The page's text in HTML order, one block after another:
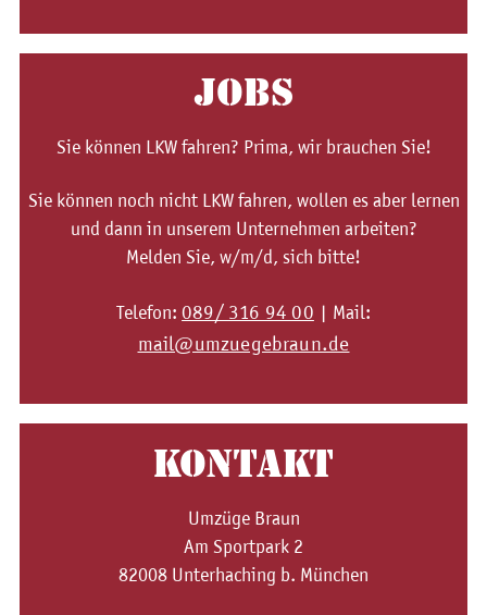
JOBS
Sie können LKW fahren? Prima, wir brauchen Sie!
Sie können noch nicht LKW fahren, wollen es aber lernen
und dann in unserem Unternehmen arbeiten?
Melden Sie, w/m/d, sich bitte!
Telefon:089/ 316 94 00 | Mail:
mail@umzuegebraun.de
KONTAKT
Umzüge Braun
Am Sportpark 2
82008 Unterhaching b. München